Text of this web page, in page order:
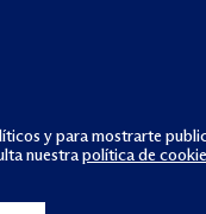
y para mostrarte
nuestrapolítica de